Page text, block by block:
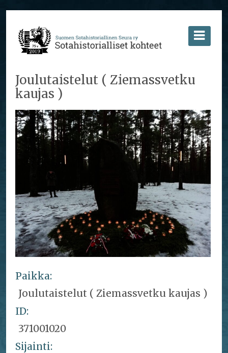
Joulutaistelut ( Ziemassvetku
kaujas )
Paikka:
Joulutaistelut ( Ziemassvetku kaujas )
ID:
371001020
Sijainti: